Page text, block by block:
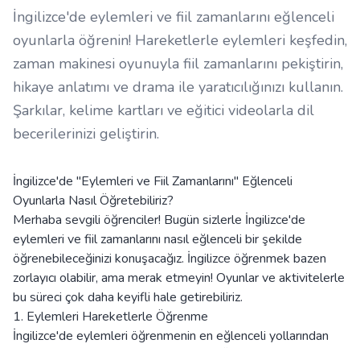
İngilizce'de eylemleri ve fiil zamanlarını eğlenceli
oyunlarla öğrenin! Hareketlerle eylemleri keşfedin,
zaman makinesi oyunuyla fiil zamanlarını pekiştirin,
hikaye anlatımı ve drama ile yaratıcılığınızı kullanın.
Şarkılar, kelime kartları ve eğitici videolarla dil
becerilerinizi geliştirin.
İngilizce'de "Eylemleri ve Fiil Zamanlarını" Eğlenceli
Oyunlarla Nasıl Öğretebiliriz?
Merhaba sevgili öğrenciler! Bugün sizlerle İngilizce'de
eylemleri ve fiil zamanlarını nasıl eğlenceli bir şekilde
öğrenebileceğinizi konuşacağız. İngilizce öğrenmek bazen
zorlayıcı olabilir, ama merak etmeyin! Oyunlar ve aktivitelerle
bu süreci çok daha keyifli hale getirebiliriz.
1. Eylemleri Hareketlerle Öğrenme
İngilizce'de eylemleri öğrenmenin en eğlenceli yollarından